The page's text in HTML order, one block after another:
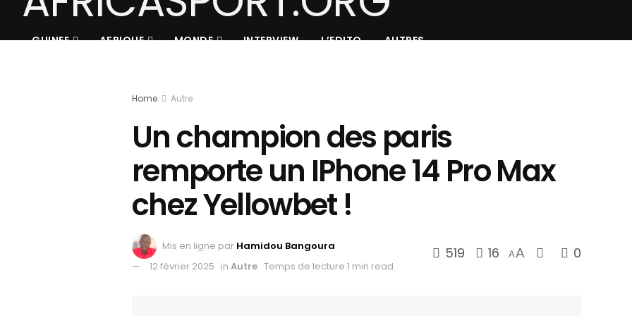
GUINEE AFRIQUE MONDE INTERVIEW L’EDITO AUTRES
Home Autre
Un champion des paris
remporte un IPhone 14 Pro Max
chez Yellowbet !
Mis en ligne par Hamidou Bangoura
12 février 2025 in Autre Temps de lecture:1 min read
519 16 AA 0